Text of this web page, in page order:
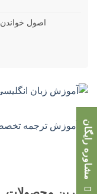
اصول
مشاوره رایگان